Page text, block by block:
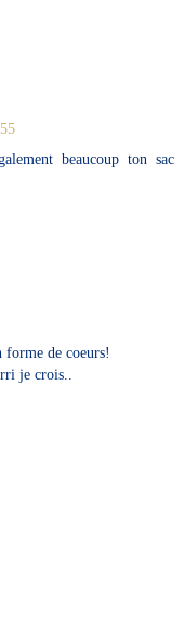
beaucoup ton sac
forme de coeurs!
je crois..